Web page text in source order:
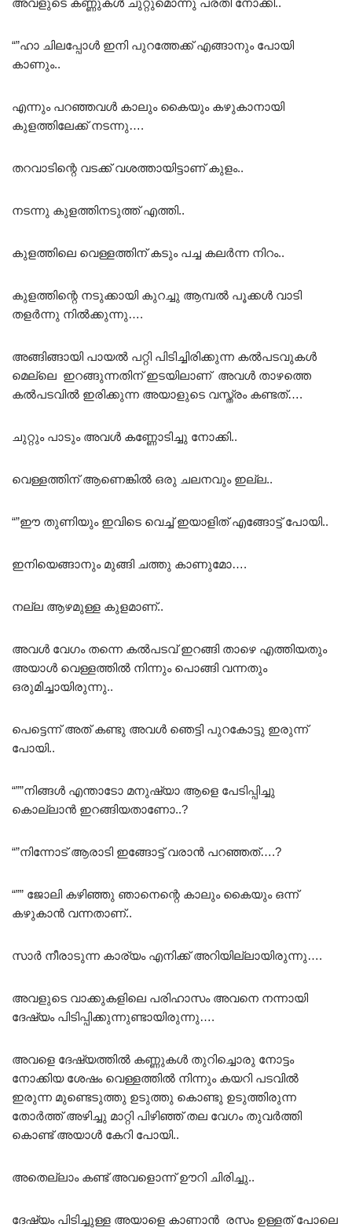
അവളുടെ കണ്ണുകൾ ചുറ്റുമൊന്നു പരതി നോക്കി..
“”ഹാ ചിലപ്പോൾ ഇനി പുറത്തേക്ക് എങ്ങാനും പോയി
കാണും..
എന്നും പറഞ്ഞവൾ കാലും കൈയും കഴുകാനായി
കുളത്തിലേക്ക് നടന്നു….
തറവാടിന്റെ വടക്ക് വശത്തായിട്ടാണ് കുളം..
നടന്നു കുളത്തിനടുത്ത് എത്തി..
കുളത്തിലെ വെള്ളത്തിന്‌ കടും പച്ച കലർന്ന നിറം..
കുളത്തിന്റെ നടുക്കായി കുറച്ചു ആമ്പൽ പൂക്കൾ വാടി
തളർന്നു നിൽക്കുന്നു….
അങ്ങിങ്ങായി പായൽ പറ്റി പിടിച്ചിരിക്കുന്ന കൽപടവുകൾ
മെല്ലെ ഇറങ്ങുന്നതിന് ഇടയിലാണ് അവൾ താഴത്തെ
കൽപടവിൽ ഇരിക്കുന്ന അയാളുടെ വസ്ത്രം കണ്ടത്….
ചുറ്റും പാടും അവൾ കണ്ണോടിച്ചു നോക്കി..
വെള്ളത്തിന്‌ ആണെങ്കിൽ ഒരു ചലനവും ഇല്ല..
“”ഈ തുണിയും ഇവിടെ വെച്ച് ഇയാളിത് എങ്ങോട്ട് പോയി..
ഇനിയെങ്ങാനും മുങ്ങി ചത്തു കാണുമോ….
നല്ല ആഴമുള്ള കുളമാണ്..
അവൾ വേഗം തന്നെ കൽപടവ് ഇറങ്ങി താഴെ എത്തിയതും
അയാൾ വെള്ളത്തിൽ നിന്നും പൊങ്ങി വന്നതും
ഒരുമിച്ചായിരുന്നു..
പെട്ടെന്ന് അത് കണ്ടു അവൾ ഞെട്ടി പുറകോട്ടു ഇരുന്ന്
പോയി..
“””നിങ്ങൾ എന്താടോ മനുഷ്യാ ആളെ പേടിപ്പിച്ചു
കൊല്ലാൻ ഇറങ്ങിയതാണോ..?
“”നിന്നോട് ആരാടി ഇങ്ങോട്ട് വരാൻ പറഞ്ഞത്….?
“”” ജോലി കഴിഞ്ഞു ഞാനെന്റെ കാലും കൈയും ഒന്ന്
കഴുകാൻ വന്നതാണ്..
സാർ നീരാടുന്ന കാര്യം എനിക്ക് അറിയില്ലായിരുന്നു….
അവളുടെ വാക്കുകളിലെ പരിഹാസം അവനെ നന്നായി
ദേഷ്യം പിടിപ്പിക്കുന്നുണ്ടായിരുന്നു….
അവളെ ദേഷ്യത്തിൽ കണ്ണുകൾ തുറിച്ചൊരു നോട്ടം
നോക്കിയ ശേഷം വെള്ളത്തിൽ നിന്നും കയറി പടവിൽ
ഇരുന്ന മുണ്ടെടുത്തു ഉടുത്തു കൊണ്ടു ഉടുത്തിരുന്ന
തോർത്ത്‌ അഴിച്ചു മാറ്റി പിഴിഞ്ഞ് തല വേഗം തുവർത്തി
കൊണ്ട് അയാൾ കേറി പോയി..
അതെല്ലാം കണ്ട് അവളൊന്ന് ഊറി ചിരിച്ചു..
ദേഷ്യം പിടിച്ചുള്ള അയാളെ കാണാൻ രസം ഉള്ളത് പോലെ